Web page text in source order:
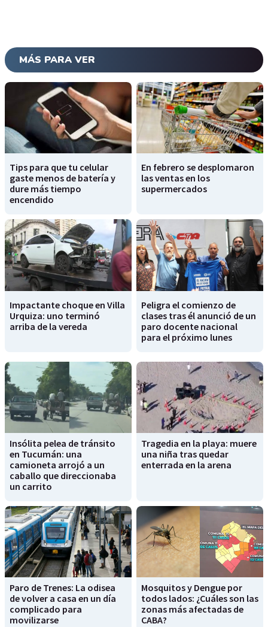
MÁS PARA VER
Tips para que tu celular
gaste menos de batería y
dure más tiempo
encendido
En febrero se desplomaron
las ventas en los
supermercados
Impactante choque en Villa
Urquiza: uno terminó
arriba de la vereda
Peligra el comienzo de
clases tras él anunció de un
paro docente nacional
para el próximo lunes
Insólita pelea de tránsito
en Tucumán: una
camioneta arrojó a un
caballo que direccionaba
un carrito
Tragedia en la playa: muere
una niña tras quedar
enterrada en la arena
Paro de Trenes: La odisea
de volver a casa en un día
complicado para
movilizarse
Mosquitos y Dengue por
todos lados: ¿Cuáles son las
zonas más afectadas de
CABA?